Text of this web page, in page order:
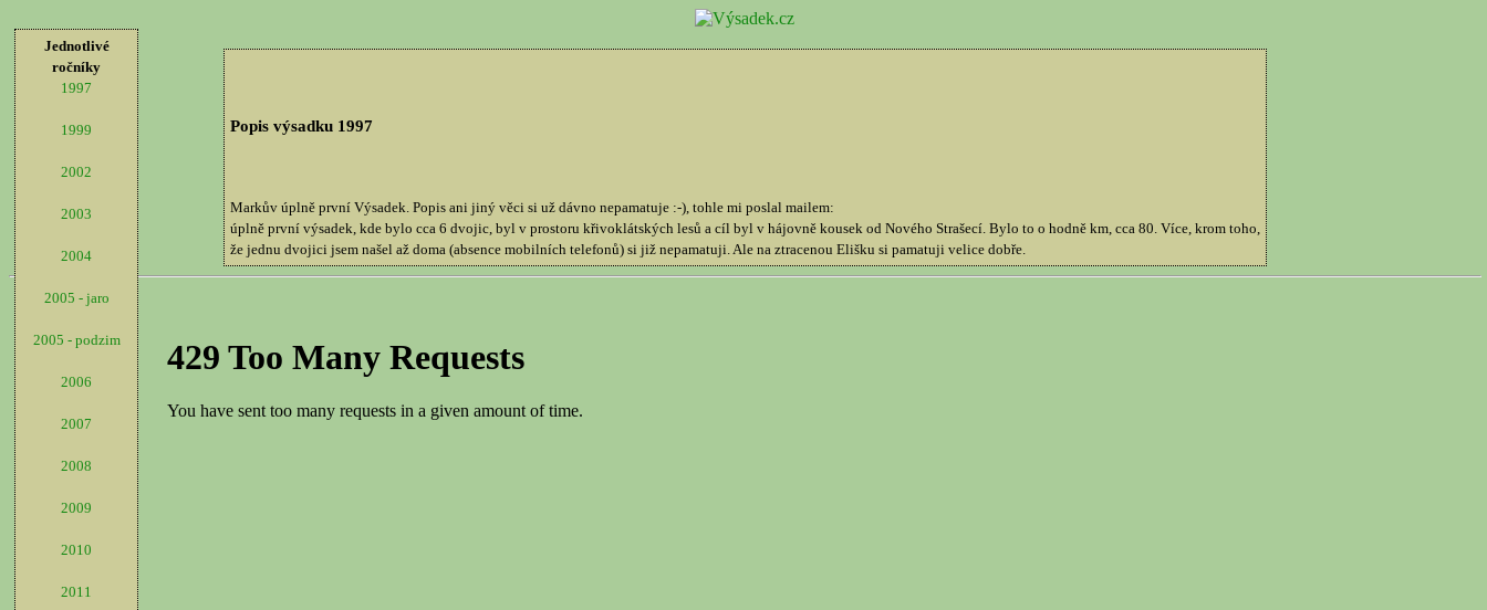
Jednotlivé
ročníky
1997
1999
2002
2003
2004
2005 - jaro
2005 - podzim
2006
2007
2008
2009
2010
2011
Popis výsadku 1997
Markův úplně první Výsadek. Popis ani jiný věci si už dávno nepamatuje :-), tohle mi poslal mailem:
úplně první výsadek, kde bylo cca 6 dvojic, byl v prostoru křivoklátských lesů a cíl byl v hájovně kousek od Nového Strašecí. Bylo to o hodně km, cca 80. Více, krom toho,
že jednu dvojici jsem našel až doma (absence mobilních telefonů) si již nepamatuji. Ale na ztracenou Elišku si pamatuji velice dobře.